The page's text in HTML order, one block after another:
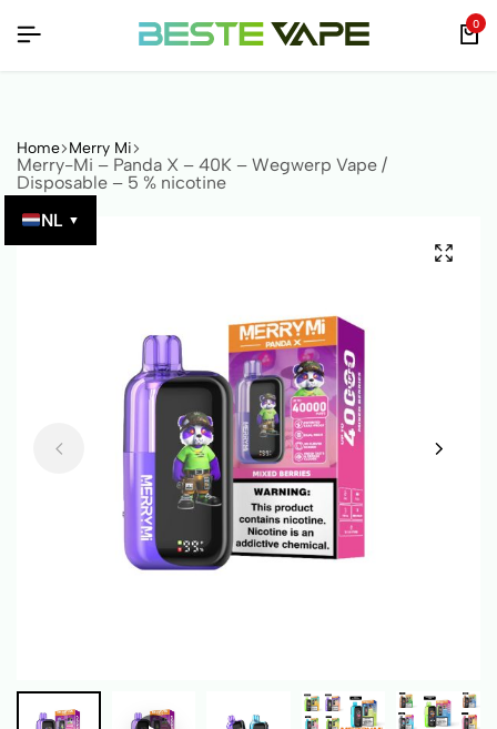
NL ▼
0
Home Merry Mi
Merry-Mi – Panda X – 40K – Wegwerp Vape /
Disposable – 5 % nicotine